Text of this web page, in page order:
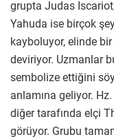
grupta Judas
Yahuda ise birçok
kayboluyor, elinde
deviriyor. Uzmanlar
sembolize ettiğini
anlamına geliyor.
diğer tarafında elçi
görüyor. Grubu